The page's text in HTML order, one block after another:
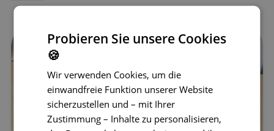
Probieren Sie unsere Cookies
🍪
Wir verwenden Cookies, um die
einwandfreie Funktion unserer Website
sicherzustellen und – mit Ihrer
Zustimmung – Inhalte zu personalisieren,